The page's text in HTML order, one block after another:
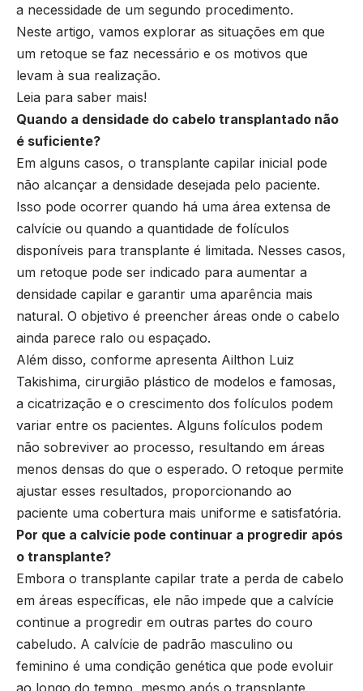
a necessidade de um segundo procedimento.
Neste artigo, vamos explorar as situações em que
um retoque se faz necessário e os motivos que
levam à sua realização.
Leia para saber mais!
Quando a densidade do cabelo transplantado não
é suficiente?
Em alguns casos, o transplante capilar inicial pode
não alcançar a densidade desejada pelo paciente.
Isso pode ocorrer quando há uma área extensa de
calvície ou quando a quantidade de folículos
disponíveis para transplante é limitada. Nesses casos,
um retoque pode ser indicado para aumentar a
densidade capilar e garantir uma aparência mais
natural. O objetivo é preencher áreas onde o cabelo
ainda parece ralo ou espaçado.
Além disso, conforme apresenta Ailthon Luiz
Takishima, cirurgião plástico de modelos e famosas,
a cicatrização e o crescimento dos folículos podem
variar entre os pacientes. Alguns folículos podem
não sobreviver ao processo, resultando em áreas
menos densas do que o esperado. O retoque permite
ajustar esses resultados, proporcionando ao
paciente uma cobertura mais uniforme e satisfatória.
Por que a calvície pode continuar a progredir após
o transplante?
Embora o transplante capilar trate a perda de cabelo
em áreas específicas, ele não impede que a calvície
continue a progredir em outras partes do couro
cabeludo. A calvície de padrão masculino ou
feminino é uma condição genética que pode evoluir